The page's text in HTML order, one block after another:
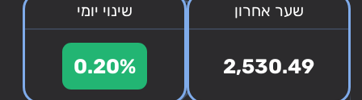
שער אחרון
2,530.49
שינוי יומי
0.20%